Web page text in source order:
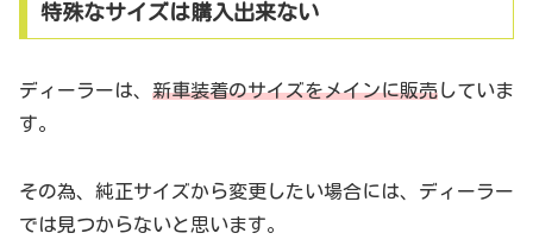
特殊なサイズは購入出来ない
ディーラーは、 新車装着のサイズをメインに販売していま
す。
その為、純正サイズから変更したい場合には、ディーラー
では見つからないと思います。